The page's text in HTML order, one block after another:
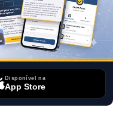
Disponível na
App Store